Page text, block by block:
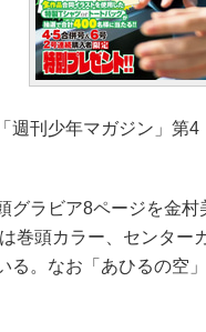
刊少年マガジン」第4
ラビア8ページを金村
巻頭カラー、センター
る。なお「あひるの空